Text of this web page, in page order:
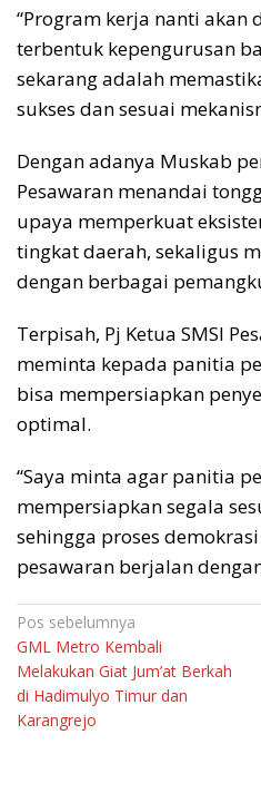
“Program kerja nanti akan
terbentuk kepengurusan
sekarang adalah
sukses dan sesuai
Dengan adanya Muskab
Pesawaran menandai
upaya memperkuat
tingkat daerah, sekaligus
dengan berbagai
Terpisah, Pj Ketua SMSI
meminta kepada panitia
bisa mempersiapkan
optimal.
“Saya minta agar panitia
mempersiapkan segala
sehingga proses
pesawaran berjalan
Navigasi
pos
Pos sebelumnya
GML Metro Kembali
Melakukan Giat Jum’at Berkah
di Hadimulyo Timur dan
Karangrejo